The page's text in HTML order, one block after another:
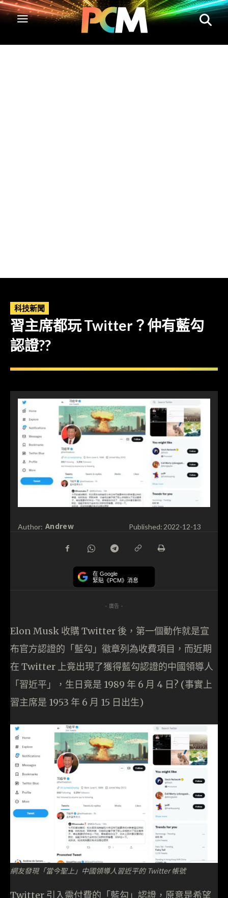
科技新聞
習主席都玩 Twitter？仲有藍勾
認證??
Author: Andrew Published: 2022-12-13
在 Google
緊貼《PCM》消息
- 廣告 -
Elon Musk 收購 Twitter 後，第一個動作就是宣
布官方認證的「藍勾」徽章列為收費項目，而近期
在 Twitter 上竟出現了獲得藍勾認證的中國領導人
「習近平」，生日竟是 1989 年 6 月 4 日? (事實上
習主席是 1953 年 6 月 15 日出生)
網友發現「當今聖上」中國領導人習近平的 Twitter 帳號
Twitter 引入需付費的「藍勾」認證，原意是希望